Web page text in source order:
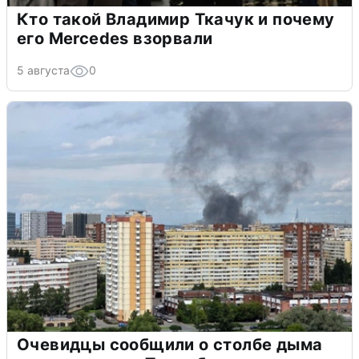
Кто такой Владимир Ткачук и почему
его Mercedes взорвали
5 августа 0
Очевидцы сообщили о столбе дыма